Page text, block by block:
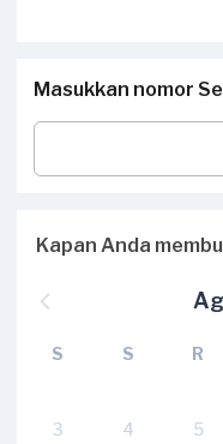
Masukkan nomor
Kapan Anda
S S R
3
4 5